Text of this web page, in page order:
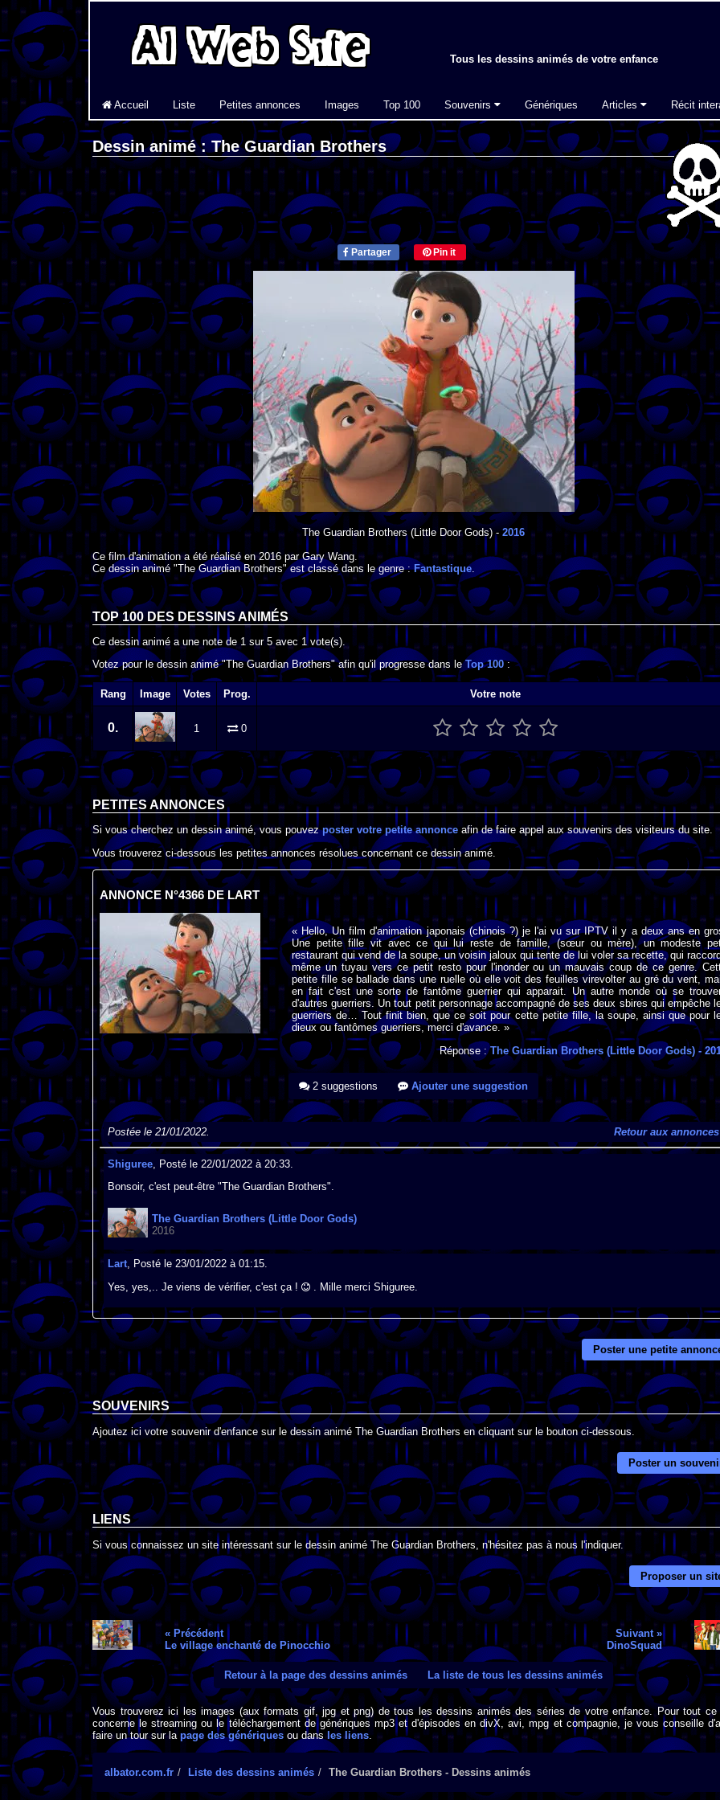
Tous les dessins animés de votre enfance
Accueil Liste Petites annonces Images Top 100 Souvenirs Génériques Articles Récit
Dessin animé : The Guardian Brothers
Partager Pin it
The Guardian Brothers(Little Door Gods) -2016
Ce film d'animation a été réalisé en2016parGary Wang.
Ce dessin animé "The Guardian Brothers" est classé dans le genre :Fantastique.
TOP 100 DES DESSINS ANIMÉS
Ce dessin animé a une note de 1 sur 5 avec 1vote(s).
Votez pour le dessin animé "The Guardian Brothers" afin qu'il progresse dans leTop 100:
Rang Image Votes Prog. Votre note
0. 1 0
PETITES ANNONCES
Si vous cherchez un dessin animé, vous pouvezposter votre petite annonce afin de faire appel aux souvenirs des visiteurs du site.
Vous trouverez ci-dessous les petites annonces résolues concernant ce dessin animé.
ANNONCE N°4366 DE LART
« Hello, Un film d'animation japonais (chinois ?) je l'ai vu sur IPTV il y a deux ans en
Une petite fille vit avec ce qui lui reste de famille, (sœur ou mère), un modeste
restaurant qui vend de la soupe, un voisin jaloux qui tente de lui voler sa recette, qui
même un tuyau vers ce petit resto pour l'inonder ou un mauvais coup de ce genre.
petite fille se ballade dans une ruelle où elle voit des feuilles virevolter au gré du vent,
en fait c'est une sorte de fantôme guerrier qui apparait. Un autre monde où se
d'autres guerriers. Un tout petit personnage accompagné de ses deux sbires qui empêche
guerriers de… Tout finit bien, que ce soit pour cette petite fille, la soupe, ainsi que pour
dieux ou fantômes guerriers, merci d'avance. »
Réponse :The Guardian Brothers (Little Door Gods) -
2 suggestions Ajouter une suggestion
Postée le 21/01/2022. Retour aux annonces
Shiguree, Posté le 22/01/2022 à 20:33.
Bonsoir, c'est peut-être "The Guardian Brothers".
The Guardian Brothers (Little Door Gods)
2016
Lart, Posté le 23/01/2022 à 01:15.
Yes, yes,.. Je viens de vérifier, c'est ça !
. Mille merci Shiguree.
Poster une petite
SOUVENIRS
Ajoutez ici votre souvenir d'enfance sur le dessin animé The Guardian Brothers en cliquant sur le bouton ci-dessous.
Poster un
LIENS
Si vous connaissez un site intéressant sur le dessin animé The Guardian Brothers, n'hésitez pas à nous l'indiquer.
Proposer un
« Précédent
Le village enchanté de Pinocchio
Suivant »
DinoSquad
Retour à la page des dessins animés La liste de tous les dessins animés
Vous trouverez ici les images (aux formats gif, jpg et png) de tous les dessins animés des séries de votre enfance. Pour tout ce
concerne le streaming ou le téléchargement de génériques mp3 et d'épisodes en divX, avi, mpg et compagnie, je vous conseille
faire un tour sur lapage des génériques ou dans les liens.
albator.com.fr Liste des dessins animés The Guardian Brothers - Dessins animés